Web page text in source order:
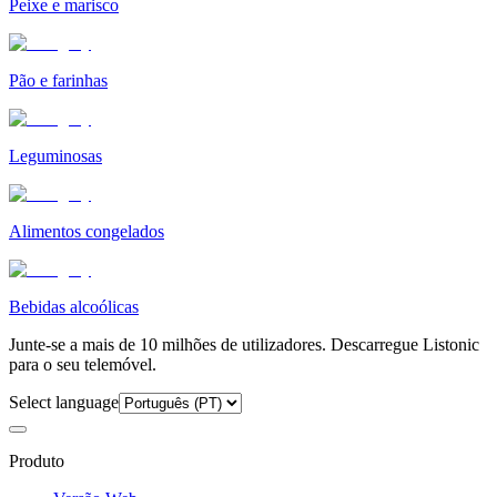
Peixe e marisco
Pão e farinhas
Leguminosas
Alimentos congelados
Bebidas alcoólicas
Junte-se a mais de 10 milhões de utilizadores. Descarregue Listonic
para o seu telemóvel.
Select language
Produto